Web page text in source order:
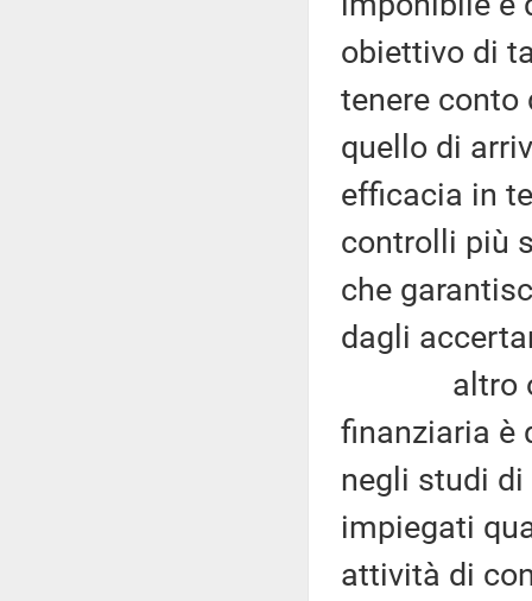
obiettivo di
tenere conto
quello di
efficacia in
controlli più
che
dagli
altro
finanziaria è
negli studi
impiegati
attività di